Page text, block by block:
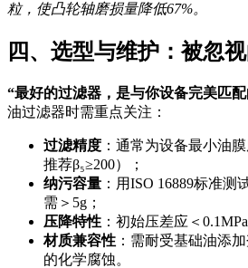
粒，使凸轮轴磨损量降低67%。
四、选型与维护：被忽
“最好的过滤器，是与你设备完美匹
油过滤器时需重点关注：
过滤精度 ：通常为设备最小油
推荐β₅≥200）；
纳污容量 ：用ISO 16889标准
需＞5g；
压降特性 ：初始压差应＜
材质兼容性 ：需耐受基础油添
的化学腐蚀。